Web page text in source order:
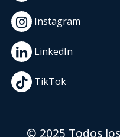
Instagram
LinkedIn
TikTok
© 2025 Todos